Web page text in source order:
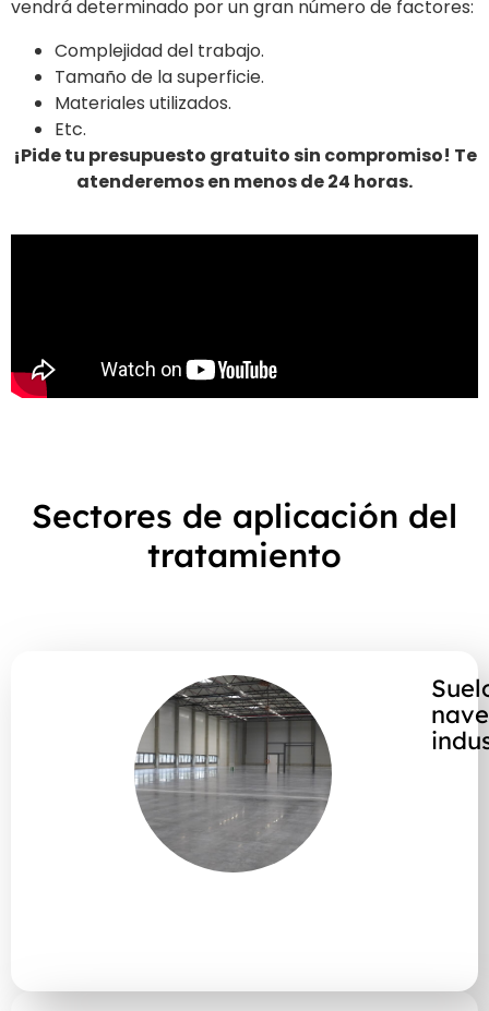
vendrá determinado por un gran número de factores:
Complejidad del trabajo.
Tamaño de la superficie.
Materiales utilizados.
Etc.
¡Pide tu presupuesto gratuito sin compromiso! Te
atenderemos en menos de 24 horas.
Sectores de aplicación del
tratamiento
nave